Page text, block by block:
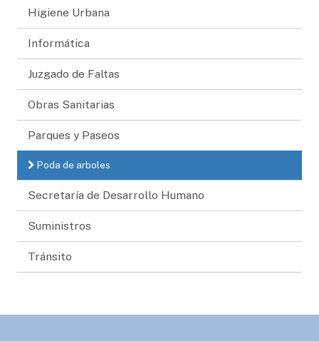
Higiene Urbana
Informática
Juzgado de Faltas
Obras Sanitarias
Parques y Paseos
Poda de arboles
Secretaría de Desarrollo Humano
Suministros
Tránsito